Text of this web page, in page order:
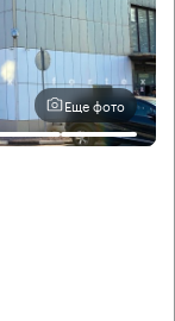
Еще фото